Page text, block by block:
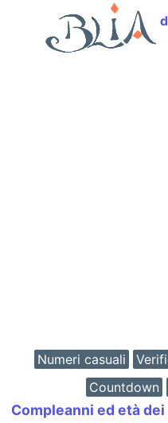
Numeri casuali
Countdown
Compleanni ed età